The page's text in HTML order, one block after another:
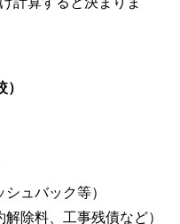
ュバック等）
除料、工事残債など）